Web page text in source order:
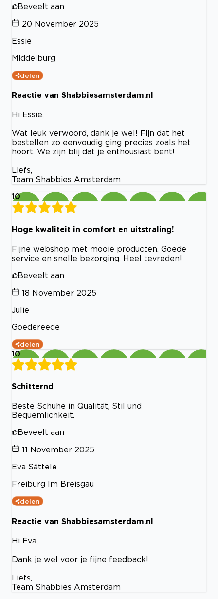
Beveelt aan
20 November 2025
Essie
Middelburg
delen
Reactie van Shabbiesamsterdam.nl
Hi Essie,
Wat leuk verwoord, dank je wel! Fijn dat het
bestellen zo eenvoudig ging precies zoals het
hoort. We zijn blij dat je enthousiast bent!
Liefs,
Team Shabbies Amsterdam
10
Hoge kwaliteit in comfort en uitstraling!
Fijne webshop met mooie producten. Goede
service en snelle bezorging. Heel tevreden!
Beveelt aan
18 November 2025
Julie
Goedereede
delen
10
Schitternd
Beste Schuhe in Qualität, Stil und
Bequemlichkeit.
Beveelt aan
11 November 2025
Eva Sättele
Freiburg Im Breisgau
delen
Reactie van Shabbiesamsterdam.nl
Hi Eva,
Dank je wel voor je fijne feedback!
Liefs,
Team Shabbies Amsterdam